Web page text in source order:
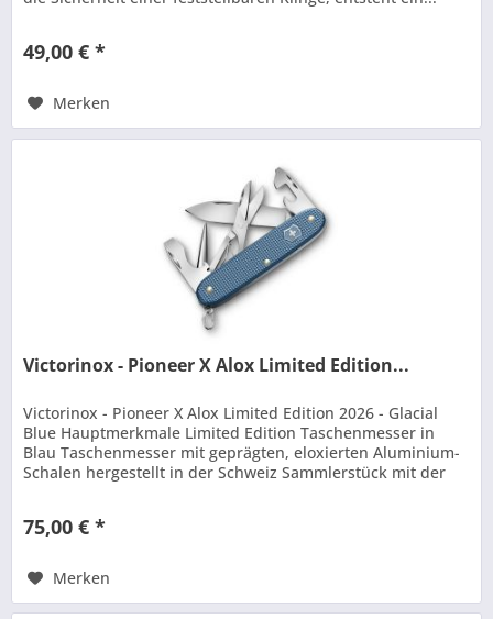
49,00 € *
Merken
Victorinox - Pioneer X Alox Limited Edition...
Victorinox - Pioneer X Alox Limited Edition 2026 - Glacial
Blue Hauptmerkmale Limited Edition Taschenmesser in
Blau Taschenmesser mit geprägten, eloxierten Aluminium-
Schalen hergestellt in der Schweiz Sammlerstück mit der
75,00 € *
Merken